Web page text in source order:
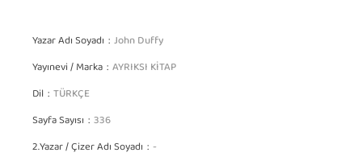
Yazar Adı Soyadı John Duffy
Yayınevi / Marka AYRIKSI KİTAP
Dil TÜRKÇE
Sayfa Sayısı 336
2.Yazar / Çizer Adı Soyadı -